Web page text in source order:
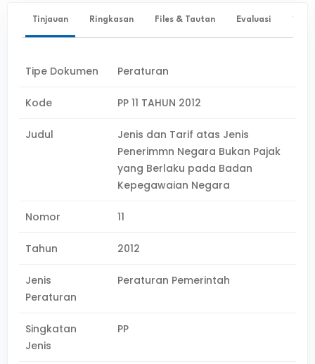
Tinjauan Ringkasan Files & Tautan Evaluasi ✨
Tipe Dokumen Peraturan
Kode PP 11 TAHUN 2012
Judul
Jenis dan Tarif atas Jenis
Penerimmn Negara Bukan Pajak
yang Berlaku pada Badan
Kepegawaian Negara
Nomor 11
Tahun 2012
Jenis
Peraturan
Peraturan Pemerintah
Singkatan
Jenis
PP